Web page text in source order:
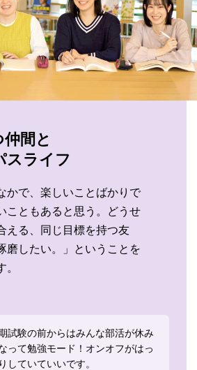
間と
スライフ
かで、楽しいことばかりで
こともあると思う。どうせ
える、同じ目標を持つ友
磨したい。」ということを
試験の前からはみんな部活が休み
って勉強モード！オンオフがはっ
していていいです。